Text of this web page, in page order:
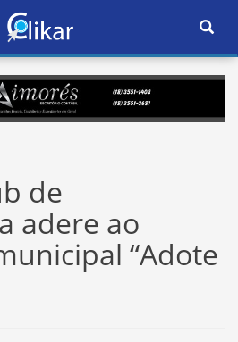
Ativar
de
adere ao
“Adote